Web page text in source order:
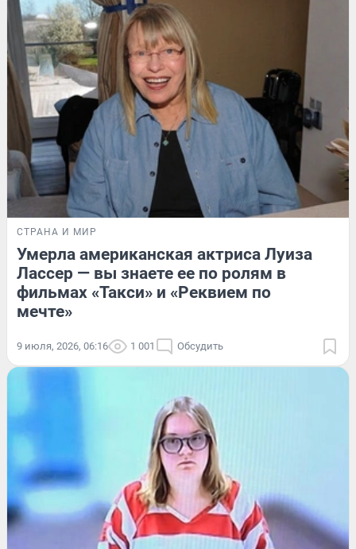
СТРАНА И МИР
Умерла американская актриса Луиза
Лассер — вы знаете ее по ролям в
фильмах «Такси» и «Реквием по
мечте»
9 июля, 2026, 06:16 1 001 Обсудить